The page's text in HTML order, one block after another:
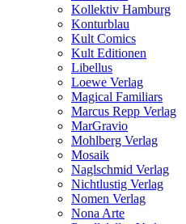
Kollektiv Hamburg
Konturblau
Kult Comics
Kult Editionen
Libellus
Loewe Verlag
Magical Familiars
Marcus Repp Verlag
MarGravio
Mohlberg Verlag
Mosaik
Naglschmid Verlag
Nichtlustig Verlag
Nomen Verlag
Nona Arte